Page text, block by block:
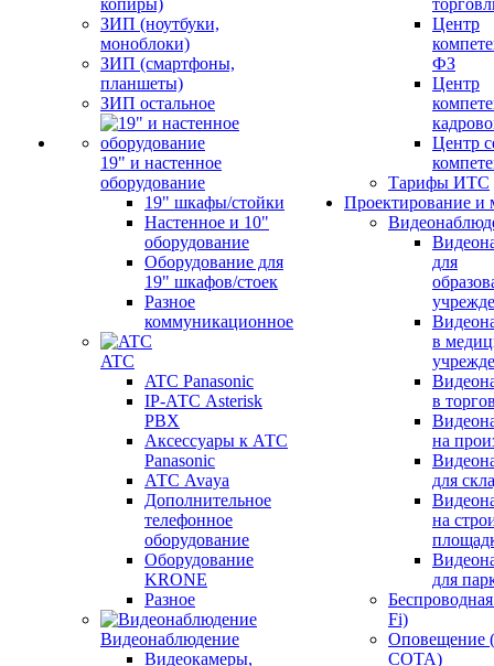
копиры)
ЗИП (ноутбуки,
моноблоки)
ЗИП (смартфоны,
планшеты)
ЗИП остальное
19" и настенное
оборудование
19" шкафы/стойки
Настенное и 10"
оборудование
Оборудование для
19" шкафов/стоек
Разное
коммуникационное
ATC
ATC Panasonic
IP-АТС Asterisk
PBX
Аксессуары к АТС
Panasonic
АТС Avaya
Дополнительное
телефонное
оборудование
Оборудование
KRONE
Разное
Видеонаблюдение
Видеокамеры,
Центр
ФЗ
Центр
Центр
Тарифы ИТС
Проектирование и
для
в
в
на
для
на
для
Fi)
СОТА)